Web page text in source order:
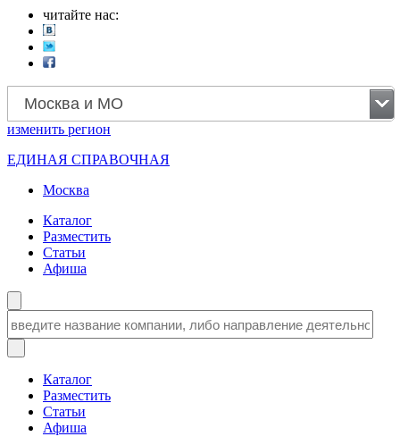
читайте нас:
Москва и МО
изменить регион
ЕДИНАЯ СПРАВОЧНАЯ
Москва
Каталог
Разместить
Статьи
Афиша
Каталог
Разместить
Статьи
Афиша